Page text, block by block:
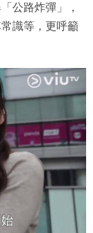
公路炸彈」，
識等，更呼籲